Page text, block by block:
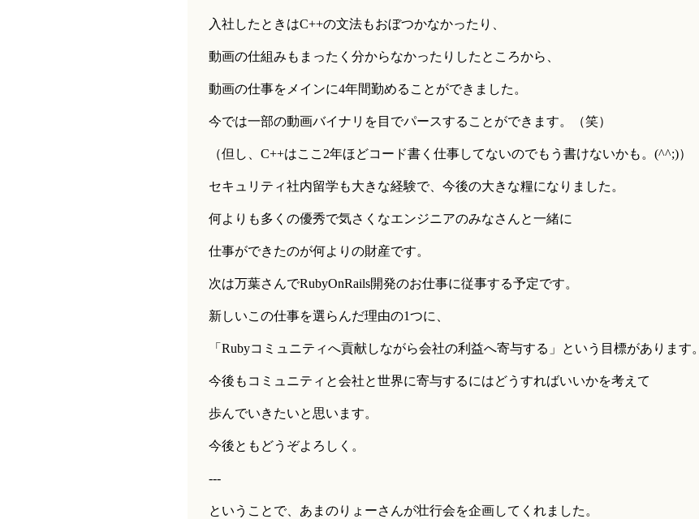
入社したときはC++の文法もおぼつかなかったり、
動画の仕組みもまったく分からなかったりしたところから、
動画の仕事をメインに4年間勤めることができました。
今では一部の動画バイナリを目でパースすることができます。（笑）
（但し、C++はここ2年ほどコード書く仕事してないのでもう書けないかも。(^^;)）
セキュリティ社内留学も大きな経験で、今後の大きな糧になりました。
何よりも多くの優秀で気さくなエンジニアのみなさんと一緒に
仕事ができたのが何よりの財産です。
次は万葉さんでRubyOnRails開発のお仕事に従事する予定です。
新しいこの仕事を選らんだ理由の1つに、
「Rubyコミュニティへ貢献しながら会社の利益へ寄与する」という目標があります。
今後もコミュニティと会社と世界に寄与するにはどうすればいいかを考えて
歩んでいきたいと思います。
今後ともどうぞよろしく。
---
ということで、あまのりょーさんが壮行会を企画してくれました。